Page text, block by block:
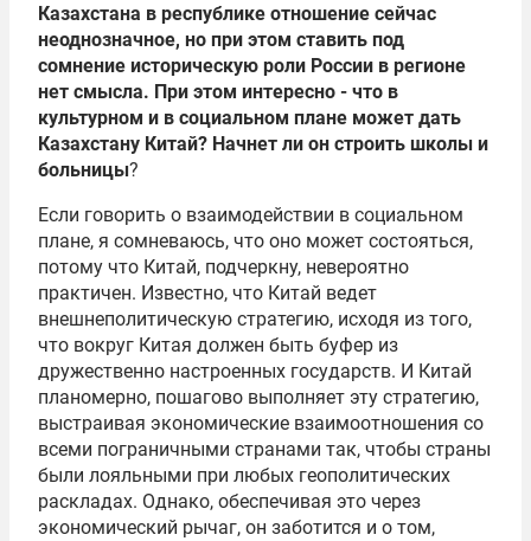
Казахстана в республике отношение сейчас
неоднозначное, но при этом ставить под
сомнение историческую роли России в регионе
нет смысла. При этом интересно - что в
культурном и в социальном плане может дать
Казахстану Китай? Начнет ли он строить школы и
больницы?
Если говорить о взаимодействии в социальном
плане, я сомневаюсь, что оно может состояться,
потому что Китай, подчеркну, невероятно
практичен. Известно, что Китай ведет
внешнеполитическую стратегию, исходя из того,
что вокруг Китая должен быть буфер из
дружественно настроенных государств. И Китай
планомерно, пошагово выполняет эту стратегию,
выстраивая экономические взаимоотношения со
всеми пограничными странами так, чтобы страны
были лояльными при любых геополитических
раскладах. Однако, обеспечивая это через
экономический рычаг, он заботится и о том,